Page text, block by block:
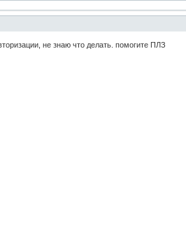
не знаю что делать. помогите ПЛЗ